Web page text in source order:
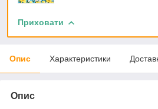
Приховати
Опис Характеристики
Опис